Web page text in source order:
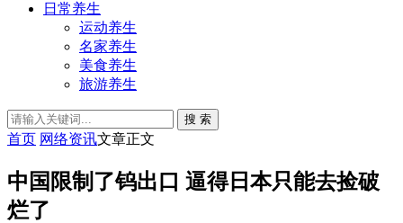
日常养生
运动养生
名家养生
美食养生
旅游养生
搜 索
首页 网络资讯文章正文
中国限制了钨出口 逼得日本只能去捡破
烂了